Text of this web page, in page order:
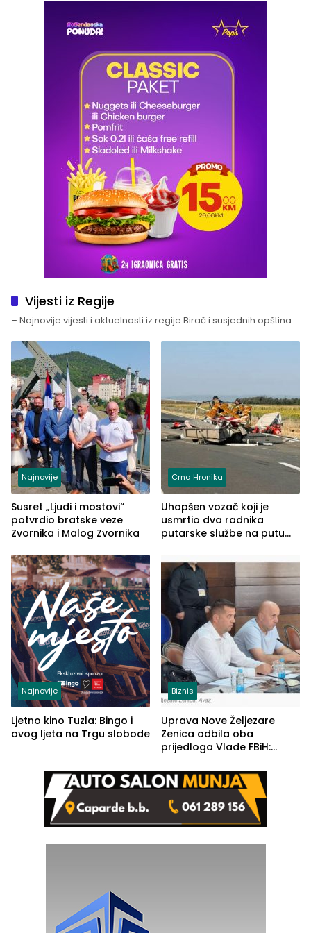
Vijesti iz Regije
– Najnovije vijesti i aktuelnosti iz regije Birač i susjednih opština.
Najnovije
Susret „Ljudi i mostovi“
potvrdio bratske veze
Zvornika i Malog Zvornika
Crna Hronika
Uhapšen vozač koji je
usmrtio dva radnika
putarske službe na putu
(FOTO)
Najnovije
Ljetno kino Tuzla: Bingo i
ovog ljeta na Trgu slobode
Biznis
Uprava Nove Željezare
Zenica odbila oba
prijedloga Vlade FBiH:
rješenje